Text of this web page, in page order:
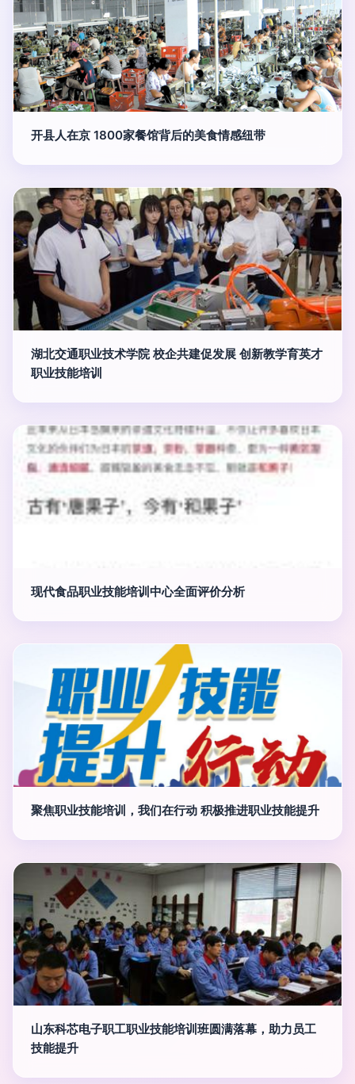
开县人在京 1800家餐馆背后的美食情感纽带
湖北交通职业技术学院 校企共建促发展 创新教学育英才
职业技能培训
现代食品职业技能培训中心全面评价分析
聚焦职业技能培训，我们在行动 积极推进职业技能提升
山东科芯电子职工职业技能培训班圆满落幕，助力员工
技能提升